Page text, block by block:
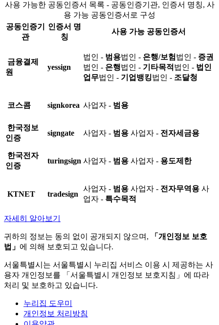
사용 가능한 공동인증서 목록 - 공동인증기관, 인증서 명칭, 사
용 가능 공동인증서로 구성
공동인증기
관
인증서 명
칭
사용 가능 공동인증서
금융결제
원
yessign
법인 - 범용법인 - 은행/보험 법인 - 증권
법인 - 은행법인 - 기타목적 법인 - 법인
업무법인 - 기업뱅킹법인 - 조달청
코스콤 signkorea 사업자 - 범용
한국정보
인증
signgate 사업자 - 범용 사업자 - 전자세금용
한국전자
인증
turingsign 사업자 - 범용 사업자 - 용도제한
KTNET tradesign
사업자 - 범용 사업자 - 전자무역용 사
업자 - 특수목적
자세히 알아보기
귀하의 정보는 동의 없이 공개되지 않으며,
「개인정보 보호
법」 에 의해 보호되고 있습니다.
서울특별시는 서울특별시 누리집 서비스 이용 시 제공하는 사
용자 개인정보를 「서울특별시 개인정보 보호지침」에 따라
처리 및 보호하고 있습니다.
누리집 도우미
개인정보 처리방침